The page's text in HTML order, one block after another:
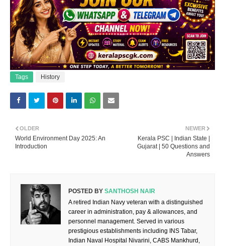
Tags History
NEWER
Kerala PSC | Indian State |
Gujarat | 50 Questions and
Answers
OLDER
World Environment Day 2025: An
Introduction
POSTED BY SANTHOSH NAIR
A retired Indian Navy veteran with a distinguished
career in administration, pay & allowances, and
personnel management. Served in various
prestigious establishments including INS Tabar,
Indian Naval Hospital Nivarini, CABS Mankhurd,